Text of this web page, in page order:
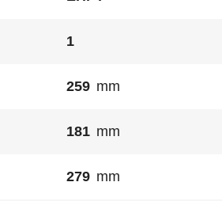
1
259 mm
181 mm
279 mm